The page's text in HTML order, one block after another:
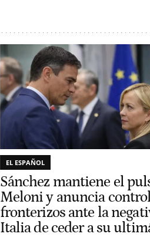
EL ESPAÑOL
Sánchez mantiene el
Meloni y anuncia
fronterizos ante la
Italia de ceder a su